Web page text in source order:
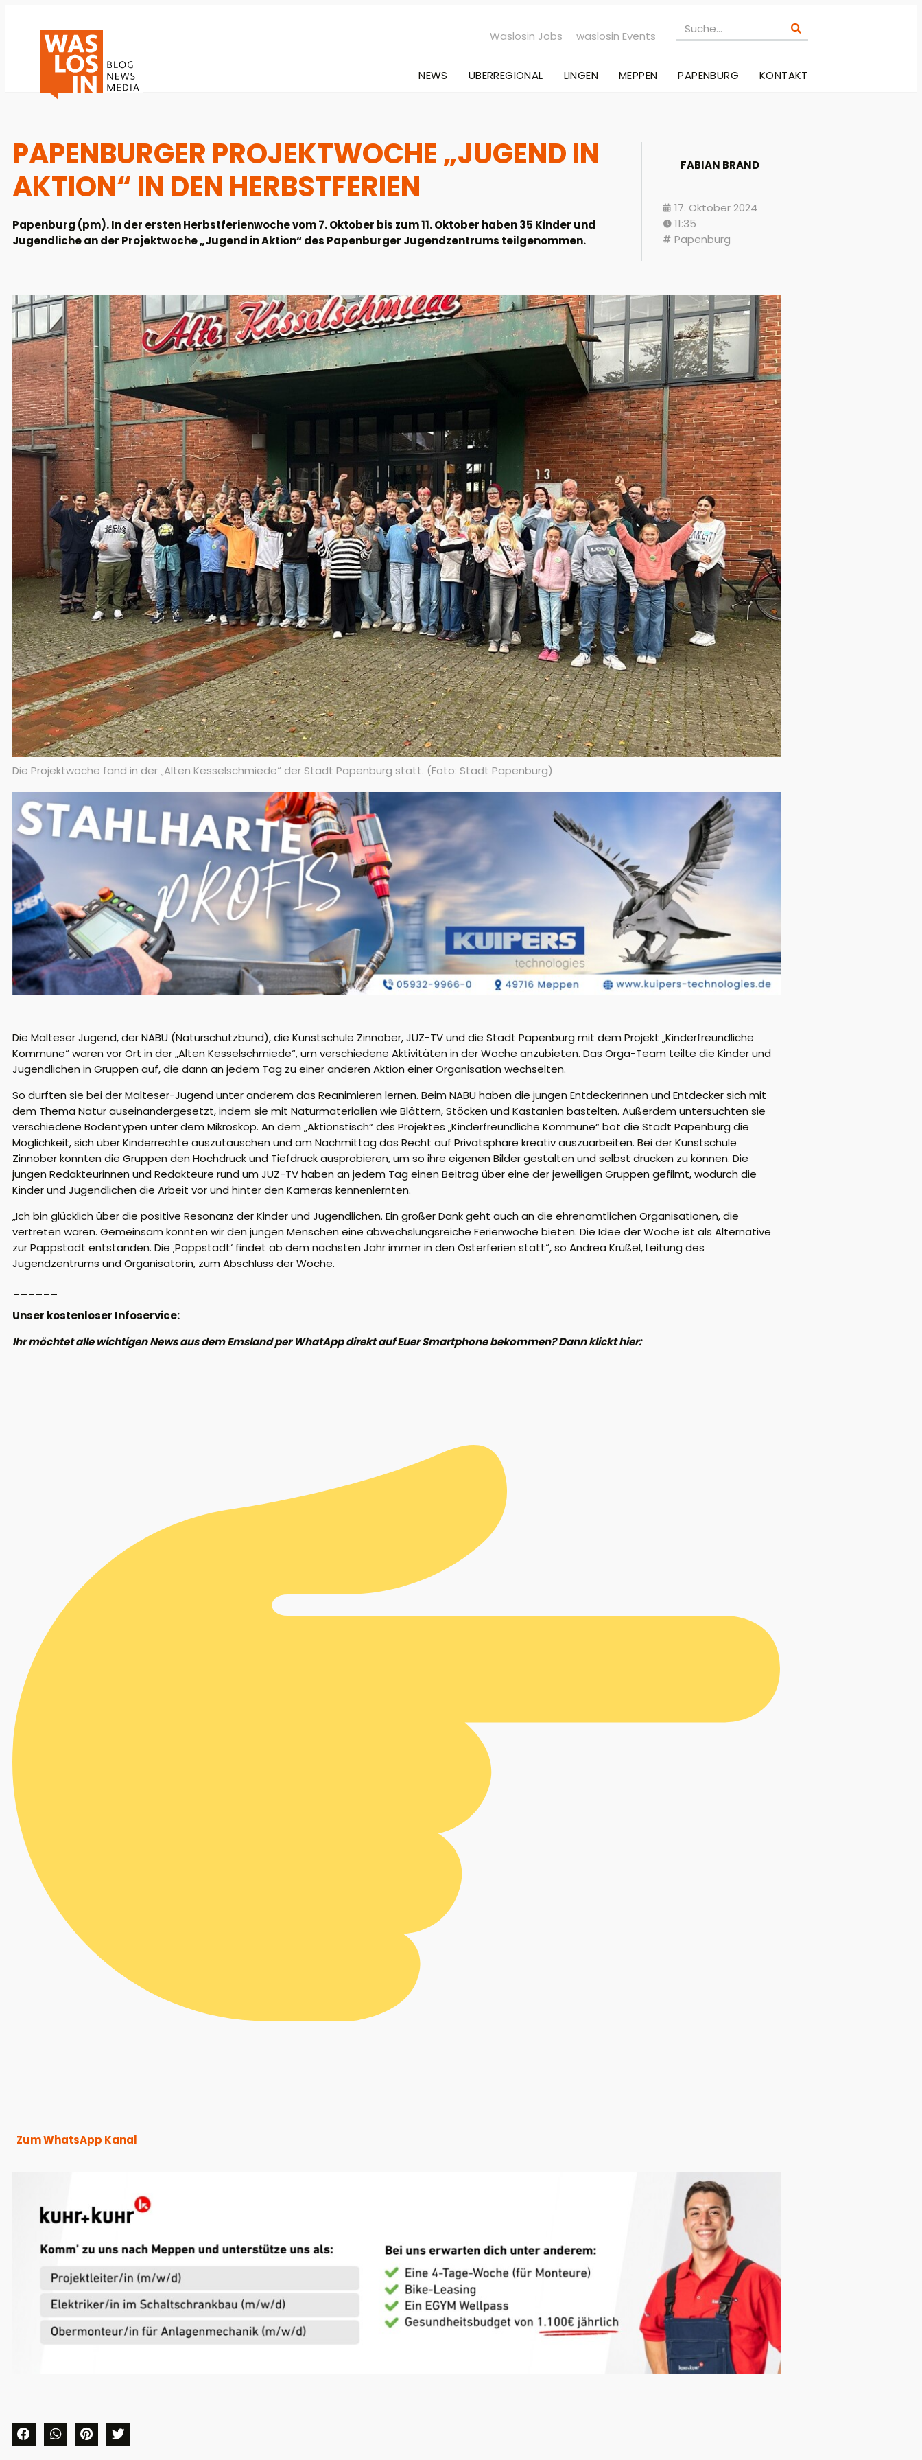
Waslosin Jobs waslosin Events
NEWS ÜBERREGIONAL LINGEN MEPPEN PAPENBURG KONTAKT
PAPENBURGER PROJEKTWOCHE „JUGEND IN
AKTION“ IN DEN HERBSTFERIEN
Papenburg (pm). In der ersten Herbstferienwoche vom 7. Oktober bis zum 11. Oktober haben 35 Kinder und
Jugendliche an der Projektwoche „Jugend in Aktion“ des Papenburger Jugendzentrums teilgenommen.
FABIAN BRAND
17. Oktober 2024
11:35
Papenburg
Die Projektwoche fand in der „Alten Kesselschmiede“ der Stadt Papenburg statt. (Foto: Stadt Papenburg)
Die Malteser Jugend, der NABU (Naturschutzbund), die Kunstschule Zinnober, JUZ-TV und die Stadt Papenburg mit dem Projekt „Kinderfreundliche
Kommune“ waren vor Ort in der „Alten Kesselschmiede“, um verschiedene Aktivitäten in der Woche anzubieten. Das Orga-Team teilte die Kinder und
Jugendlichen in Gruppen auf, die dann an jedem Tag zu einer anderen Aktion einer Organisation wechselten.
So durften sie bei der Malteser-Jugend unter anderem das Reanimieren lernen. Beim NABU haben die jungen Entdeckerinnen und Entdecker sich mit
dem Thema Natur auseinandergesetzt, indem sie mit Naturmaterialien wie Blättern, Stöcken und Kastanien bastelten. Außerdem untersuchten sie
verschiedene Bodentypen unter dem Mikroskop. An dem „Aktionstisch“ des Projektes „Kinderfreundliche Kommune“ bot die Stadt Papenburg die
Möglichkeit, sich über Kinderrechte auszutauschen und am Nachmittag das Recht auf Privatsphäre kreativ auszuarbeiten. Bei der Kunstschule
Zinnober konnten die Gruppen den Hochdruck und Tiefdruck ausprobieren, um so ihre eigenen Bilder gestalten und selbst drucken zu können. Die
jungen Redakteurinnen und Redakteure rund um JUZ-TV haben an jedem Tag einen Beitrag über eine der jeweiligen Gruppen gefilmt, wodurch die
Kinder und Jugendlichen die Arbeit vor und hinter den Kameras kennenlernten.
„Ich bin glücklich über die positive Resonanz der Kinder und Jugendlichen. Ein großer Dank geht auch an die ehrenamtlichen Organisationen, die
vertreten waren. Gemeinsam konnten wir den jungen Menschen eine abwechslungsreiche Ferienwoche bieten. Die Idee der Woche ist als Alternative
zur Pappstadt entstanden. Die ‚Pappstadt‘ findet ab dem nächsten Jahr immer in den Osterferien statt“, so Andrea Krüßel, Leitung des
Jugendzentrums und Organisatorin, zum Abschluss der Woche.
Unser kostenloser Infoservice:
Ihr möchtet alle wichtigen News aus dem Emsland per WhatApp direkt auf Euer Smartphone bekommen? Dann klickt hier:
Zum WhatsApp Kanal